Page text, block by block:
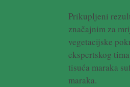
Prikupljeni
značajnim za
vegetacijske
ekspertskog
tisuća maraka
maraka.